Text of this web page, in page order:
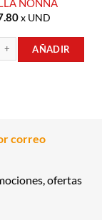
x UND
AÑADIR
correo
ofertas